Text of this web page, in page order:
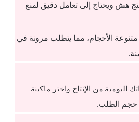
هش ويحتاج إلى تعامل دقيق لمنع
الأحجام، مما يتطلب مرونة في
اليومية من الإنتاج واختر ماكينة
حجم الطلب.